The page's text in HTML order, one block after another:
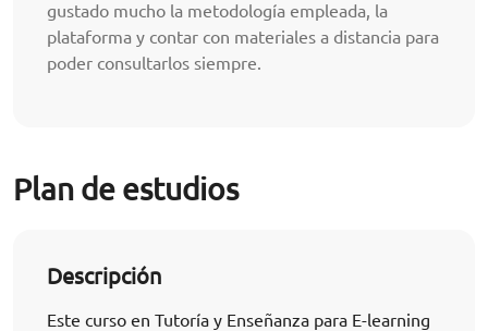
gustado mucho la metodología empleada, la
plataforma y contar con materiales a distancia para
poder consultarlos siempre.
Plan de estudios
Descripción
Este curso en Tutoría y Enseñanza para E-learning